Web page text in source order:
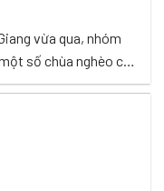
vừa qua, nhóm
số chùa nghèo các
tượng Phật, Bồ